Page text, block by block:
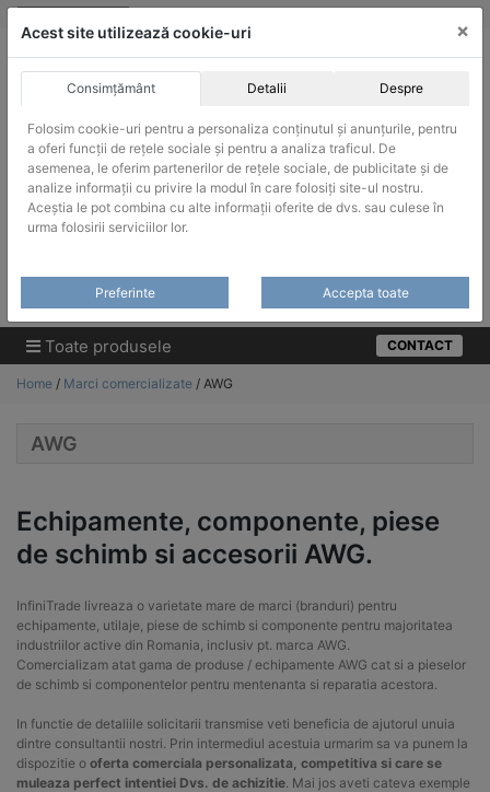
Skip
ACHIZITII PUBLICE
Produsele pot fi achizitionate si in sistemul SEAP / SICAP
Products
Toate produsele CONTACT
Home / Marci comercializate / AWG
AWG
Echipamente, componente, piese
de schimb si accesorii AWG.
InfiniTrade livreaza o varietate mare de marci (branduri) pentru
echipamente, utilaje, piese de schimb si componente pentru majoritatea
industriilor active din Romania, inclusiv pt. marca AWG.
Comercializam atat gama de produse / echipamente AWG cat si a pieselor
de schimb si componentelor pentru mentenanta si reparatia acestora.
In functie de detaliile solicitarii transmise veti beneficia de ajutorul unuia
dintre consultantii nostri. Prin intermediul acestuia urmarim sa va punem la
dispozitie o oferta comerciala personalizata, competitiva si care se
muleaza perfect intentiei Dvs. de achizitie . Mai jos aveti cateva exemple
Acest site utilizează cookie-uri ×
Consimțământ Detalii Despre
Folosim cookie-uri pentru a personaliza conținutul și anunțurile, pentru
a oferi funcții de rețele sociale și pentru a analiza traficul. De
asemenea, le oferim partenerilor de rețele sociale, de publicitate și de
analize informații cu privire la modul în care folosiți site-ul nostru.
Aceștia le pot combina cu alte informații oferite de dvs. sau culese în
urma folosirii serviciilor lor.
Preferinte Accepta toate